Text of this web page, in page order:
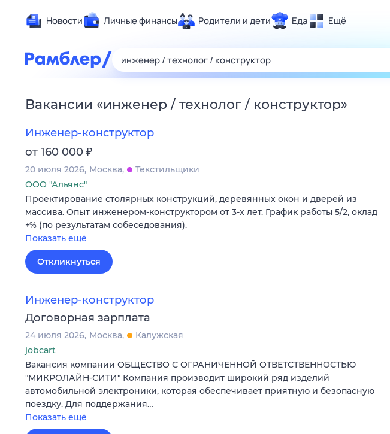
Новости Личные финансы Родители и дети Еда Ещё
Здоровье
Развлечения и отдых
Спорт
Сберегаем вместе
Гороскопы
Вакансии «инженер / технолог / конструктор»
Инженер-конструктор
от 160 000 ₽
20 июля 2026 Москва
Текстильщики
ООО "Альянс"
Проектирование столярных конструкций, деревянных окон и дверей из
массива. Опыт инженером-конструктором от 3-х лет. График работы 5/2, оклад
+% (по результатам собеседования).
Показать ещё
Откликнуться
Инженер-конструктор
Договорная зарплата
24 июля 2026 Москва
Калужская
jobcart
Вакансия компании ОБЩЕСТВО С ОГРАНИЧЕННОЙ ОТВЕТСТВЕННОСТЬЮ
"МИКРОЛАЙН-СИТИ" Компания производит широкий ряд изделий
автомобильной электроники, которая обеспечивает приятную и безопасную
поездку. Для поддержания…
Показать ещё